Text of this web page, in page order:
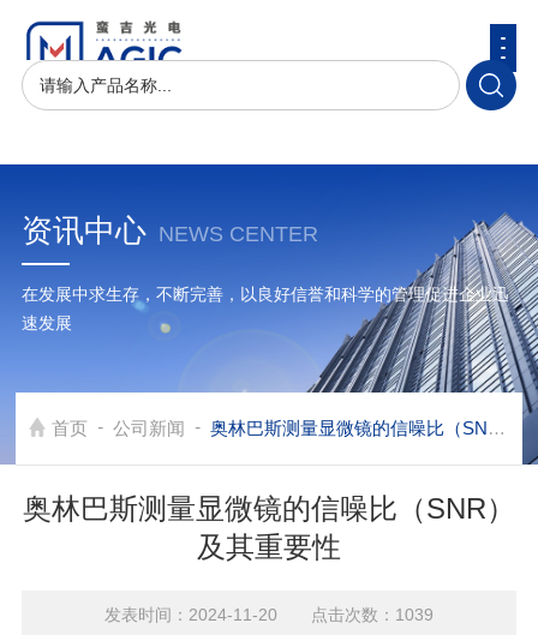
资讯中心 NEWS CENTER
在发展中求生存，不断完善，以良好信誉和科学的管理促进企业迅
速发展
首页 - 公司新闻 - 奥林巴斯测量显微镜的信噪比（SNR）及其重要性
奥林巴斯测量显微镜的信噪比（SNR）
及其重要性
发表时间：2024-11-20 点击次数：1039